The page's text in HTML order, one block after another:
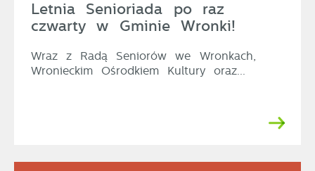
Letnia Senioriada po raz
czwarty w Gminie Wronki!
Wraz z Radą Seniorów we Wronkach,
Wronieckim Ośrodkiem Kultury oraz...